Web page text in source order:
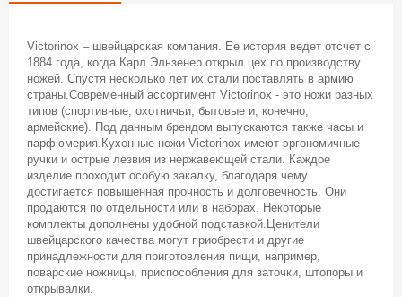
Victorinox – швейцарская компания. Ее история ведет отсчет с
1884 года, когда Карл Эльзенер открыл цех по производству
ножей. Спустя несколько лет их стали поставлять в армию
страны.Современный ассортимент Victorinox - это ножи разных
типов (спортивные, охотничьи, бытовые и, конечно,
армейские). Под данным брендом выпускаются также часы и
парфюмерия.Кухонные ножи Victorinox имеют эргономичные
ручки и острые лезвия из нержавеющей стали. Каждое
изделие проходит особую закалку, благодаря чему
достигается повышенная прочность и долговечность. Они
продаются по отдельности или в наборах. Некоторые
комплекты дополнены удобной подставкой.Ценители
швейцарского качества могут приобрести и другие
принадлежности для приготовления пищи, например,
поварские ножницы, приспособления для заточки, штопоры и
открывалки.